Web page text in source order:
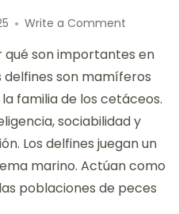
Write a Comment
de
Delfines:
hábitats
y
qué son importantes en
delfines son mamíferos
familia de los cetáceos.
sociabilidad y
Los delfines juegan un
marino. Actúan como
poblaciones de peces